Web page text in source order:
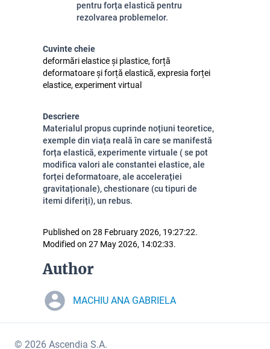
pentru forța elastică pentru
rezolvarea problemelor.
Cuvinte cheie
deformări elastice și plastice, forță
deformatoare și forță elastică, expresia forței
elastice, experiment virtual
Descriere
Materialul propus cuprinde noțiuni teoretice,
exemple din viața reală în care se manifestă
forța elastică, experimente virtuale ( se pot
modifica valori ale constantei elastice, ale
forței deformatoare, ale accelerației
gravitaționale), chestionare (cu tipuri de
itemi diferiți), un rebus.
Published on 28 February 2026, 19:27:22.
Modified on 27 May 2026, 14:02:33.
Author
MACHIU ANA GABRIELA
© 2026 Ascendia S.A.